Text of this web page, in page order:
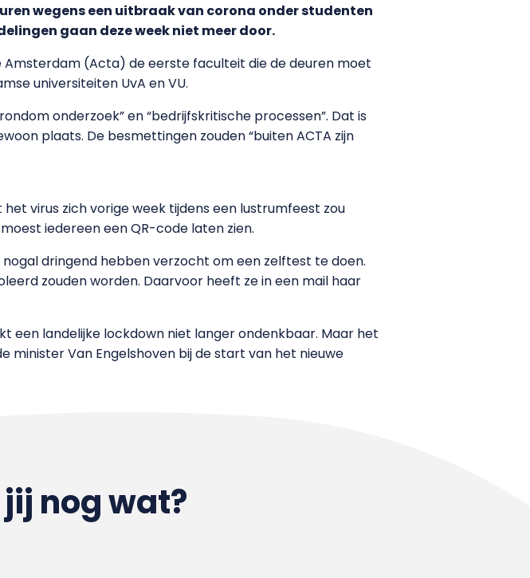
wegens een uitbraak van corona onder studenten
gaan deze week niet meer door.
(Acta) de eerste faculteit die de deuren moet
universiteiten UvA en VU.
onderzoek” en “bedrijfskritische processen”. Dat is
plaats. De besmettingen zouden “buiten ACTA zijn
het virus zich vorige week tijdens een lustrumfeest zou
iedereen een QR-code laten zien.
dringend hebben verzocht om een zelftest te doen.
zouden worden. Daarvoor heeft ze in een mail haar
een landelijke lockdown niet langer ondenkbaar. Maar het
minister Van Engelshoven bij de start van het nieuwe
nog wat?